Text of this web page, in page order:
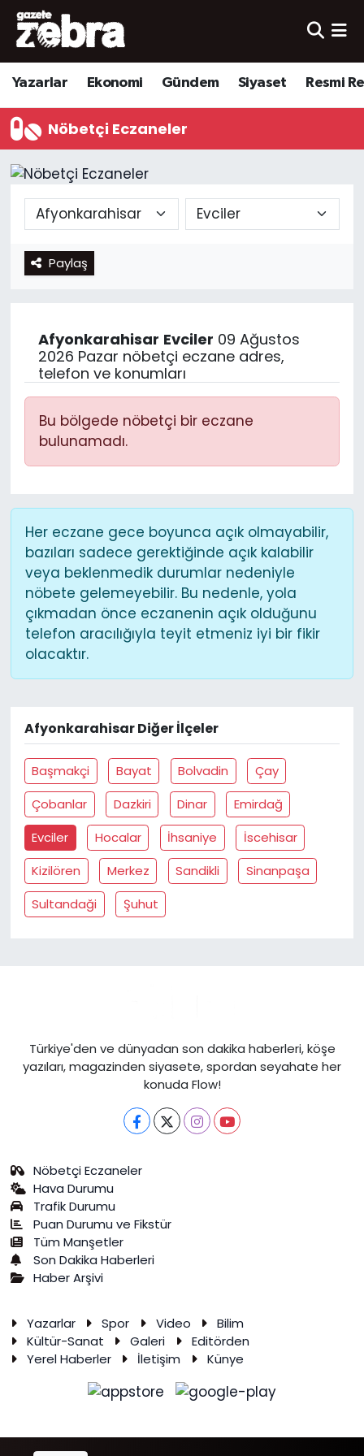
Yazarlar Ekonomi Gündem Siyaset Resmi
Nöbetçi Eczaneler
Paylaş
Afyonkarahisar Evciler 09 Ağustos
2026 Pazar nöbetçi eczane adres,
telefon ve konumları
Bu bölgede nöbetçi bir eczane
bulunamadı.
Her eczane gece boyunca açık olmayabilir,
bazıları sadece gerektiğinde açık kalabilir
veya beklenmedik durumlar nedeniyle
nöbete gelemeyebilir. Bu nedenle, yola
çıkmadan önce eczanenin açık olduğunu
telefon aracılığıyla teyit etmeniz iyi bir fikir
olacaktır.
Afyonkarahisar Diğer İlçeler
Başmakçi Bayat Bolvadin
Çay
Çobanlar
Dazkiri Dinar
Emirdağ
Evciler
Hocalar İhsaniye
İscehisar
Kizilören
Merkez Sandikli
Sinanpaşa
Sultandaği
Şuhut
Türkiye'den ve dünyadan son dakika haberleri, köşe
yazıları, magazinden siyasete, spordan seyahate her
konuda Flow!
Nöbetçi Eczaneler
Hava Durumu
Trafik Durumu
Puan Durumu ve Fikstür
Tüm Manşetler
Son Dakika Haberleri
Haber Arşivi
Yazarlar Spor Video
Bilim
Kültür-Sanat
Galeri
Editörden
Yerel Haberler
İletişim Künye
Yazarlar
Ekonomi
Kültür-Sanat
Yerel
Spor
Nöbetçi Eczaneler
Hava Durumu
Trafik Durumu
Süper Lig Puan Durumu ve Fikstür
Tüm Manşetler
Son Dakika Haberleri